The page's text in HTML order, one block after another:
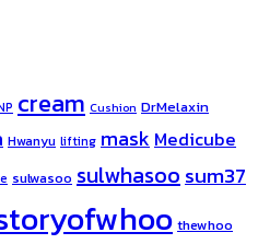
cream Cushion DrMelaxin
Hwanyu lifting mask Medicube
sulwasoo sulwhasoosum37
thewhoo